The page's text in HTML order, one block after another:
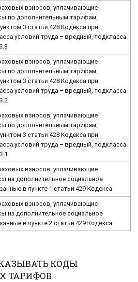
взносов, уплачивающие
по дополнительным тарифам,
3 статьи 428 Кодекса при
условий труда – вредный, подкласса
взносов, уплачивающие
по дополнительным тарифам,
3 статьи 428 Кодекса при
условий труда – вредный, подкласса
взносов, уплачивающие
по дополнительным тарифам,
3 статьи 428 Кодекса при
условий труда – вредный, подкласса
взносов, уплачивающие
на дополнительное социальное
в пункте 1 статьи 429 Кодекса
взносов, уплачивающие
на дополнительное социальное
в пункте 2 статьи 429 Кодекса
КОДЫ
ТАРИФОВ